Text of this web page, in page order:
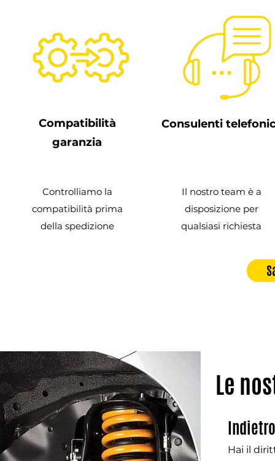
Compatibilità
garanzia
Controlliamo la
compatibilità prima
della spedizione
Consulenti
Il nostro team è a
disposizione per
qualsiasi richiesta
Le
Indietro
Hai il